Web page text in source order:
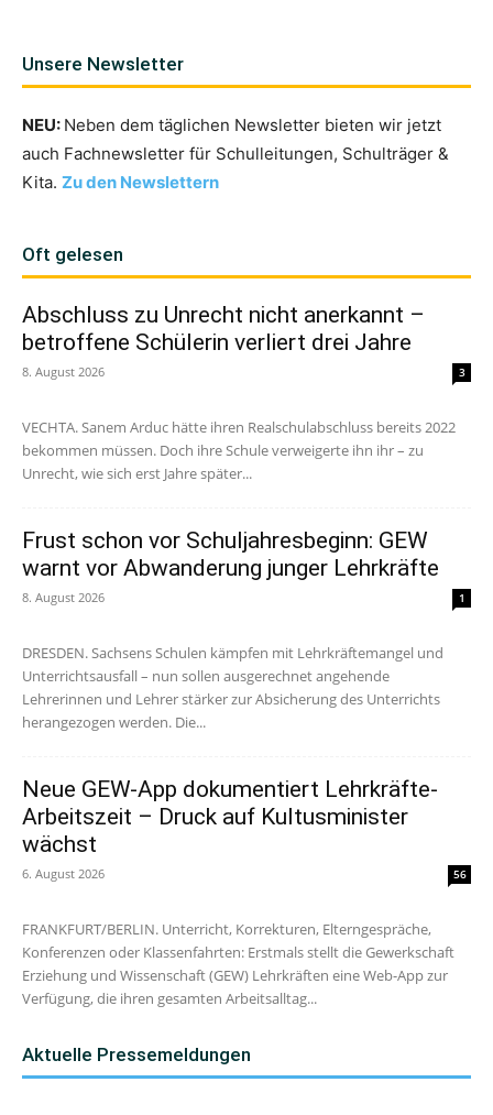
Unsere Newsletter
NEU: Neben dem täglichen Newsletter bieten wir jetzt
auch Fachnewsletter für Schulleitungen, Schulträger &
Kita. Zu den Newslettern
Oft gelesen
Abschluss zu Unrecht nicht anerkannt –
betroffene Schülerin verliert drei Jahre
8. August 2026 3
VECHTA. Sanem Arduc hätte ihren Realschulabschluss bereits 2022
bekommen müssen. Doch ihre Schule verweigerte ihn ihr – zu
Unrecht, wie sich erst Jahre später...
Frust schon vor Schuljahresbeginn: GEW
warnt vor Abwanderung junger Lehrkräfte
8. August 2026 1
DRESDEN. Sachsens Schulen kämpfen mit Lehrkräftemangel und
Unterrichtsausfall – nun sollen ausgerechnet angehende
Lehrerinnen und Lehrer stärker zur Absicherung des Unterrichts
herangezogen werden. Die...
Neue GEW-App dokumentiert Lehrkräfte-
Arbeitszeit – Druck auf Kultusminister
wächst
6. August 2026 56
FRANKFURT/BERLIN. Unterricht, Korrekturen, Elterngespräche,
Konferenzen oder Klassenfahrten: Erstmals stellt die Gewerkschaft
Erziehung und Wissenschaft (GEW) Lehrkräften eine Web-App zur
Verfügung, die ihren gesamten Arbeitsalltag...
Aktuelle Pressemeldungen